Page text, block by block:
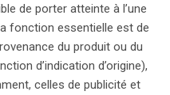
de porter atteinte à l’une
fonction essentielle est de
du produit ou du
d’indication d’origine),
celles de publicité et